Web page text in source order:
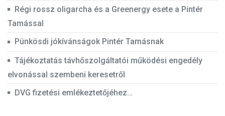
Régi rossz oligarcha és a Greenergy esete a Pintér
Tamással
Pünkösdi jókívánságok Pintér Tamásnak
Tájékoztatás távhőszolgáltatói működési engedély
elvonással szembeni keresetről
DVG fizetési emlékeztetőjéhez…